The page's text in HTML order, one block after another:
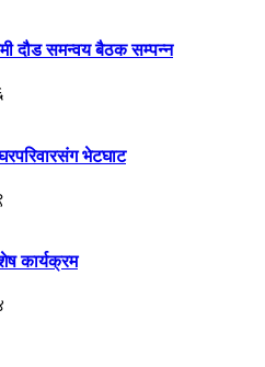
दौड समन्वय बैठक सम्पन्न
भेटघाट
कार्यक्रम